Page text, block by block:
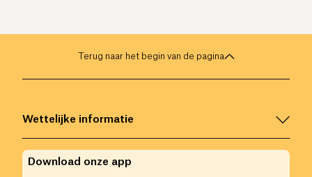
Terug naar het begin van de pagina
Wettelijke informatie
Download onze app